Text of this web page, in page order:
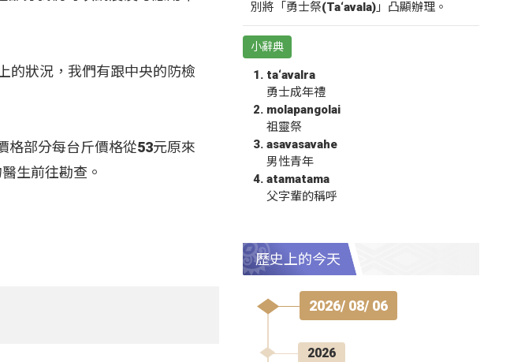
的狀況，我們有跟中央的防檢
格部分每台斤價格從53元原來
生前往勘查。
別將「勇士祭(Ta‘avala)」凸顯辦理。
小辭典
ta‘avalra
勇士成年禮
molapangolai
祖靈祭
asavasavahe
男性青年
atamatama
父字輩的稱呼
歷史上的今天
2026/ 08/ 06
2026